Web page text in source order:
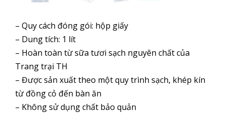
– Quy cách đóng gói: hộp giấy
– Dung tích: 1 lít
– Hoàn toàn từ sữa tươi sạch nguyên chất của
Trang trại TH
– Được sản xuất theo một quy trình sạch, khép kín
từ đồng cỏ đến bàn ăn
– Không sử dụng chất bảo quản